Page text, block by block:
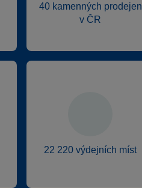
40 kamenných prodejen
v ČR
22 220 výdejních míst